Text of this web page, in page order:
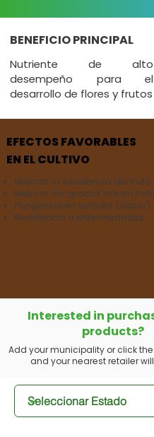
BENEFICIO PRINCIPAL
Nutriente de alto
desempeño para el
desarrollo de flores y frutos
EFECTOS FAVORABLES
EN EL CULTIVO
Mejorar la suculencia del fruto
Mejorar los grados brix en
Pungencia en cebolla (sabor)
Resistencia a enfermedades
Interested in
products?
Add your municipality or click
and your nearest retailer